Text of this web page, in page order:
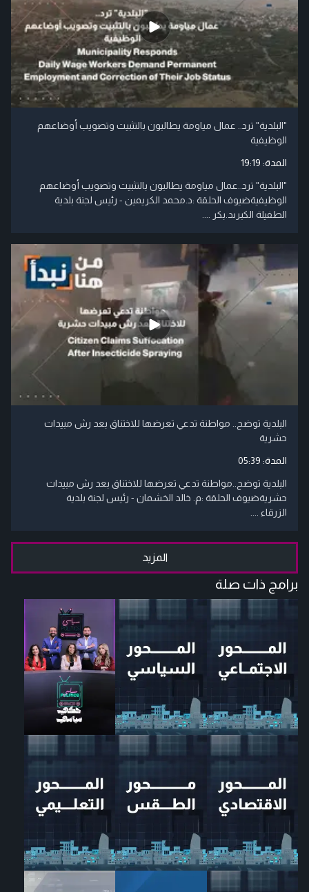
"البلدية" ترد.. عمال مياومة يطالبون بالتثبيت وتصويب أوضاعهم
الوظيفية
المدة: 19:19
"البلدية" ترد..عمال مياومة يطالبون بالتثبيت وتصويب أوضاعهم
الوظيفيةضيوف الحلقة :د.محمد الكريمين - رئيس لجنة بلدية
الطفيلة الكبرىد.بكر ....
البلدية توضح.. مواطنة تدعي تعرضها للاختناق بعد رش مبيدات
حشرية
المدة: 05:39
البلدية توضح..مواطنة تدعي تعرضها للاختناق بعد رش مبيدات
حشريةضيوف الحلقة :م. خالد الخشمان - رئيس لجنة بلدية
الزرقاء ....
المزيد
برامج ذات صلة